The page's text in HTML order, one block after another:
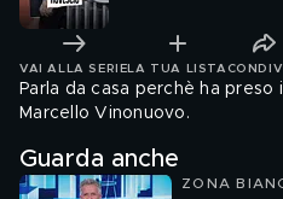
VAI ALLA SERIE LA TUA LISTA
Parla da casa perchè ha
Marcello Vinonuovo.
Guarda anche
ZONA